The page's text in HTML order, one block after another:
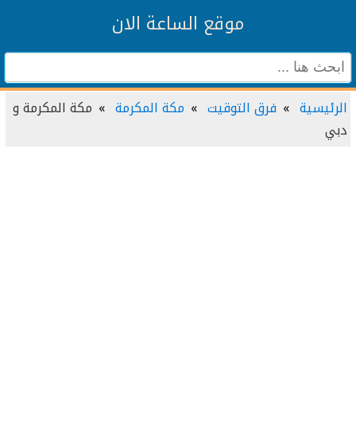
موقع الساعة الان
الرئيسية فرق التوقيت مكة المكرمة
مكة المكرمة و
دبي